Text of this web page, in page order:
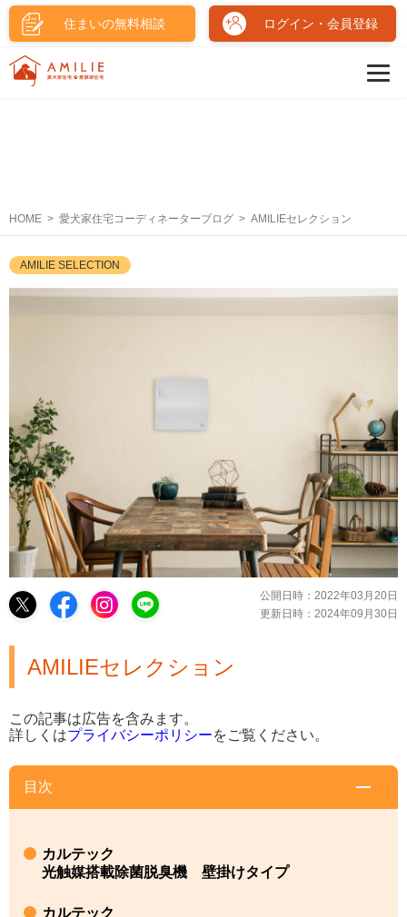
住まいの無料相談 ログイン・会員登録
HOME 愛犬家住宅コーディネーターブログ AMILIEセレクション
AMILIE SELECTION
公開日時： 2022年03月20日
更新日時： 2024年09月30日
AMILIEセレクション
この記事は広告を含みます。
詳しくはプライバシーポリシーをご覧ください。
目次
カルテック
光触媒搭載除菌脱臭機 壁掛けタイプ
カルテック